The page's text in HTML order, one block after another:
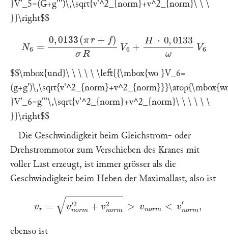
}V'_5=(G+g''')\,\sqrt{v'^2_{norm}+v^2_{norm}\ \ \
}}\right$$
6= 0,0133 f σR 0,0133 ωV 6
$$\mbox{und}\ \ \ \ \ \left{{\mbox{wo }V_6=
}V'_6=g'''\,\sqrt{v'^2_{norm}+v^2_{norm}\ \ \ \ \ \
}}\right$$
Die Geschwindigkeit beim Gleichstrom- oder
Drehstrommotor zum Verschieben des Kranes mit
voller Last erzeugt, ist immer grösser als die
Geschwindigkeit beim Heben der Maximallast, also ist
rm′2+vnorm2>v
ebenso ist